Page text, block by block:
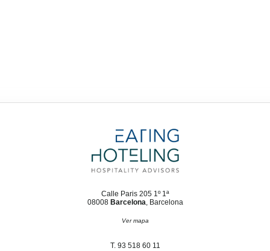
Calle Paris 205 1º 1ª
08008 Barcelona, Barcelona
Ver mapa
T. 93 518 60 11